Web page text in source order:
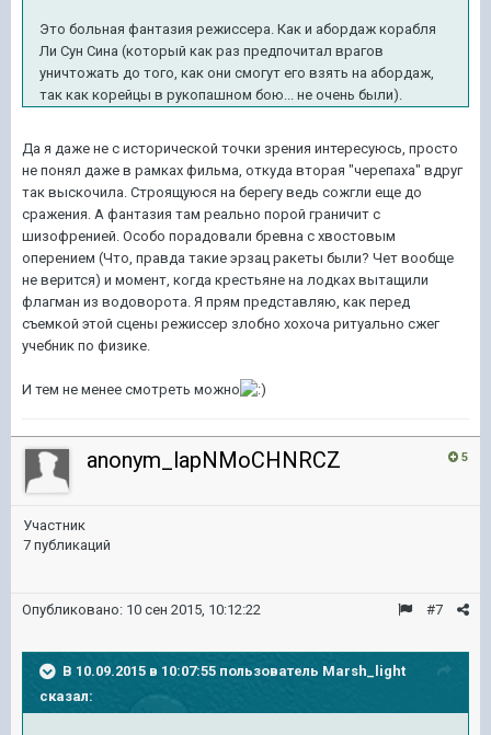
Это больная фантазия режиссера. Как и абордаж корабля
Ли Сун Сина (который как раз предпочитал врагов
уничтожать до того, как они смогут его взять на абордаж,
так как корейцы в рукопашном бою... не очень были).
Да я даже не с исторической точки зрения интересуюсь, просто
не понял даже в рамках фильма, откуда вторая "черепаха" вдруг
так выскочила. Строящуюся на берегу ведь сожгли еще до
сражения. А фантазия там реально порой граничит с
шизофренией. Особо порадовали бревна с хвостовым
оперением (Что, правда такие эрзац ракеты были? Чет вообще
не верится) и момент, когда крестьяне на лодках вытащили
флагман из водоворота. Я прям представляю, как перед
съемкой этой сцены режиссер злобно хохоча ритуально сжег
учебник по физике.
И тем не менее смотреть можно
5
anonym_lapNMoCHNRCZ
Участник
7 публикаций
#7
Опубликовано: 10 сен 2015, 10:12:22
В 10.09.2015 в 10:07:55 пользователь Marsh_light
сказал: